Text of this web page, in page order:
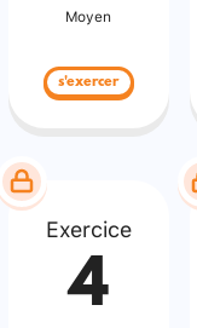
Moyen
s'exercer
Exercice
4